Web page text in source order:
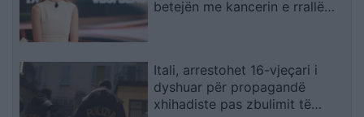
betejën me kancerin e rrallë
Itali, arrestohet 16-vjeçari i
dyshuar për propagandë
xhihadiste pas zbulimit të